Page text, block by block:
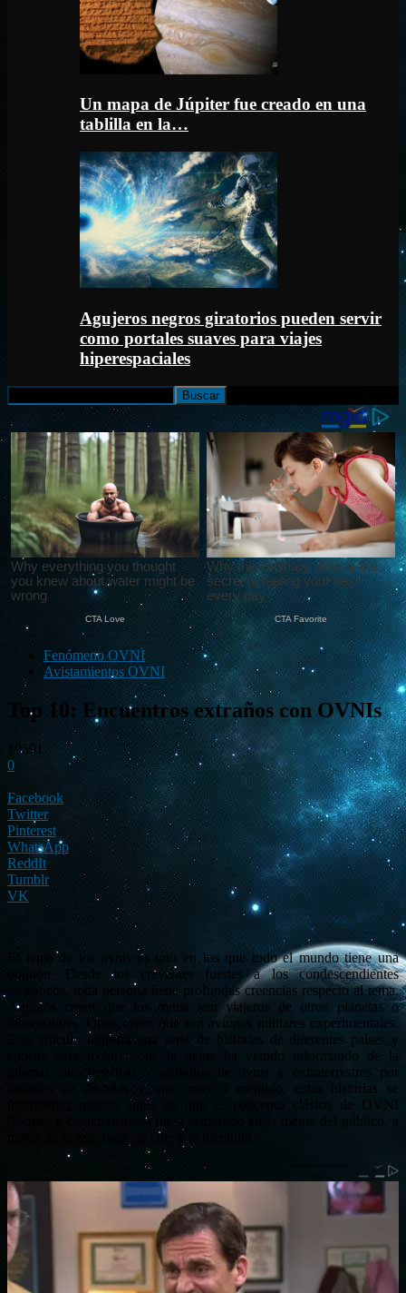
Un mapa de Júpiter fue creado en una
tablilla en la…
Agujeros negros giratorios pueden servir
como portales suaves para viajes
hiperespaciales
Fenómeno OVNI
Avistamientos OVNI
Top 10: Encuentros extraños con OVNIs
10591
0
Facebook
Twitter
Pinterest
WhatsApp
ReddIt
Tumblr
VK
El tema de los ovnis es uno en los que todo el mundo tiene una
opinión. Desde los creyentes fuertes a los condescendientes
escépticos, toda persona tiene profundas creencias respecto al tema.
Algunos creen que los ovnis son viajeros de otros planetas o
dimensiones. Otros creen que son aviones militares experimentales.
Este artículo muestra una serie de historias de diferentes países y
épocas para mostrar que la gente ha venido informando de la
mismas características y atributos de ovnis y extraterrestres por
décadas de décadas y que, muy a menudo, estas historias se
informaron mucho antes de que el concepto clásico de OVNI
(formas y características) fuera sembrado en la mente del público, a
través de la televisión, el cine y la literatura.